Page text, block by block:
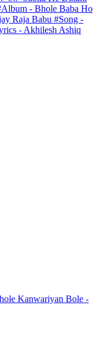
- Bhole Baba Ho
Raja Babu #Song -
- Akhilesh Ashiq
Kanwariyan Bole -